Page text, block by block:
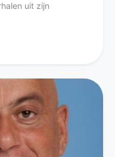
uit zijn